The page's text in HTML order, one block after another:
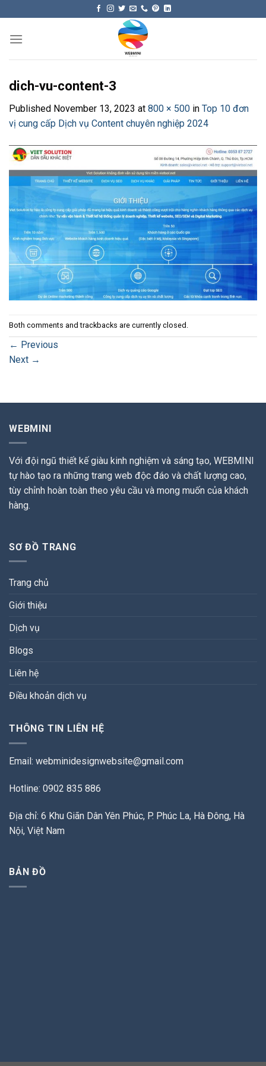
content
dich-vu-content-3
Published November 13, 2023 at 800 × 500 in Top 10 đơn
vị cung cấp Dịch vụ Content chuyên nghiệp 2024
Both comments and trackbacks are currently closed.
← Previous
Next →
WEBMINI
Với đội ngũ thiết kế giàu kinh nghiệm và sáng tạo, WEBMINI
tự hào tạo ra những trang web độc đáo và chất lượng cao,
tùy chỉnh hoàn toàn theo yêu cầu và mong muốn của khách
hàng.
SƠ ĐỒ TRANG
Trang chủ
Giới thiệu
Dịch vụ
Blogs
Liên hệ
Điều khoản dịch vụ
THÔNG TIN LIÊN HỆ
Email: webminidesignwebsite@gmail.com
Hotline: 0902 835 886
Địa chỉ: 6 Khu Giãn Dân Yên Phúc, P. Phúc La, Hà Đông, Hà
Nội, Việt Nam
BẢN ĐỒ